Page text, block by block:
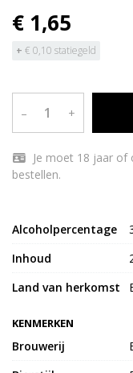
€ 1,65
+ € 0,10 statiegeld
– +
bestellen.
Alcoholpercentage
Inhoud
Land van herkomst
KENMERKEN
Brouwerij